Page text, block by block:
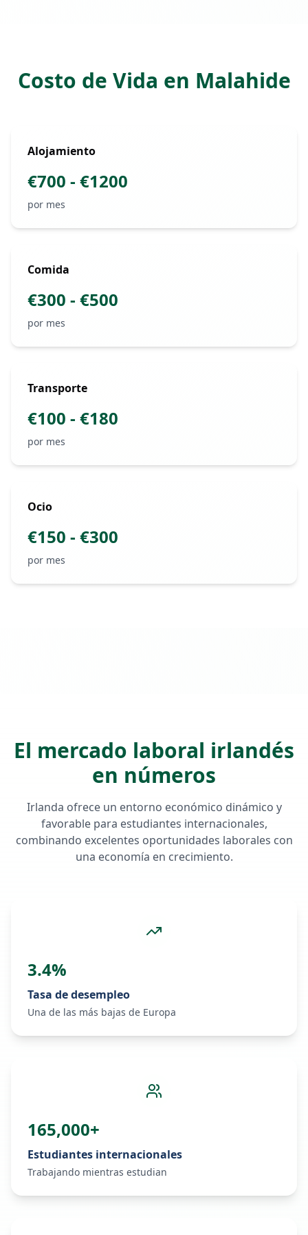
Costo de Vida en Malahide
Alojamiento
€700 - €1200
por mes
Comida
€300 - €500
por mes
Transporte
€100 - €180
por mes
Ocio
€150 - €300
por mes
El mercado laboral irlandés
en números
Irlanda ofrece un entorno económico dinámico y
favorable para estudiantes internacionales,
combinando excelentes oportunidades laborales con
una economía en crecimiento.
3.4%
Tasa de desempleo
Una de las más bajas de Europa
165,000+
Estudiantes internacionales
Trabajando mientras estudian